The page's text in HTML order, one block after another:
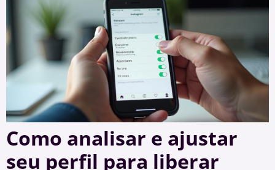
Como analisar e ajustar
seu perfil para liberar